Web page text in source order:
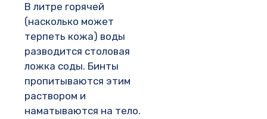
В литре горячей
(насколько может
терпеть кожа) воды
разводится столовая
ложка соды. Бинты
пропитываются этим
раствором и
наматываются на тело.